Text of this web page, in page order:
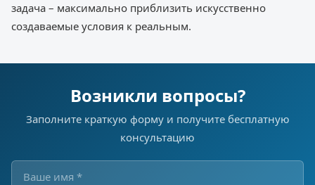
задача – максимально приблизить искусственно
создаваемые условия к реальным.
Возникли вопросы?
Заполните краткую форму и получите бесплатную
консультацию